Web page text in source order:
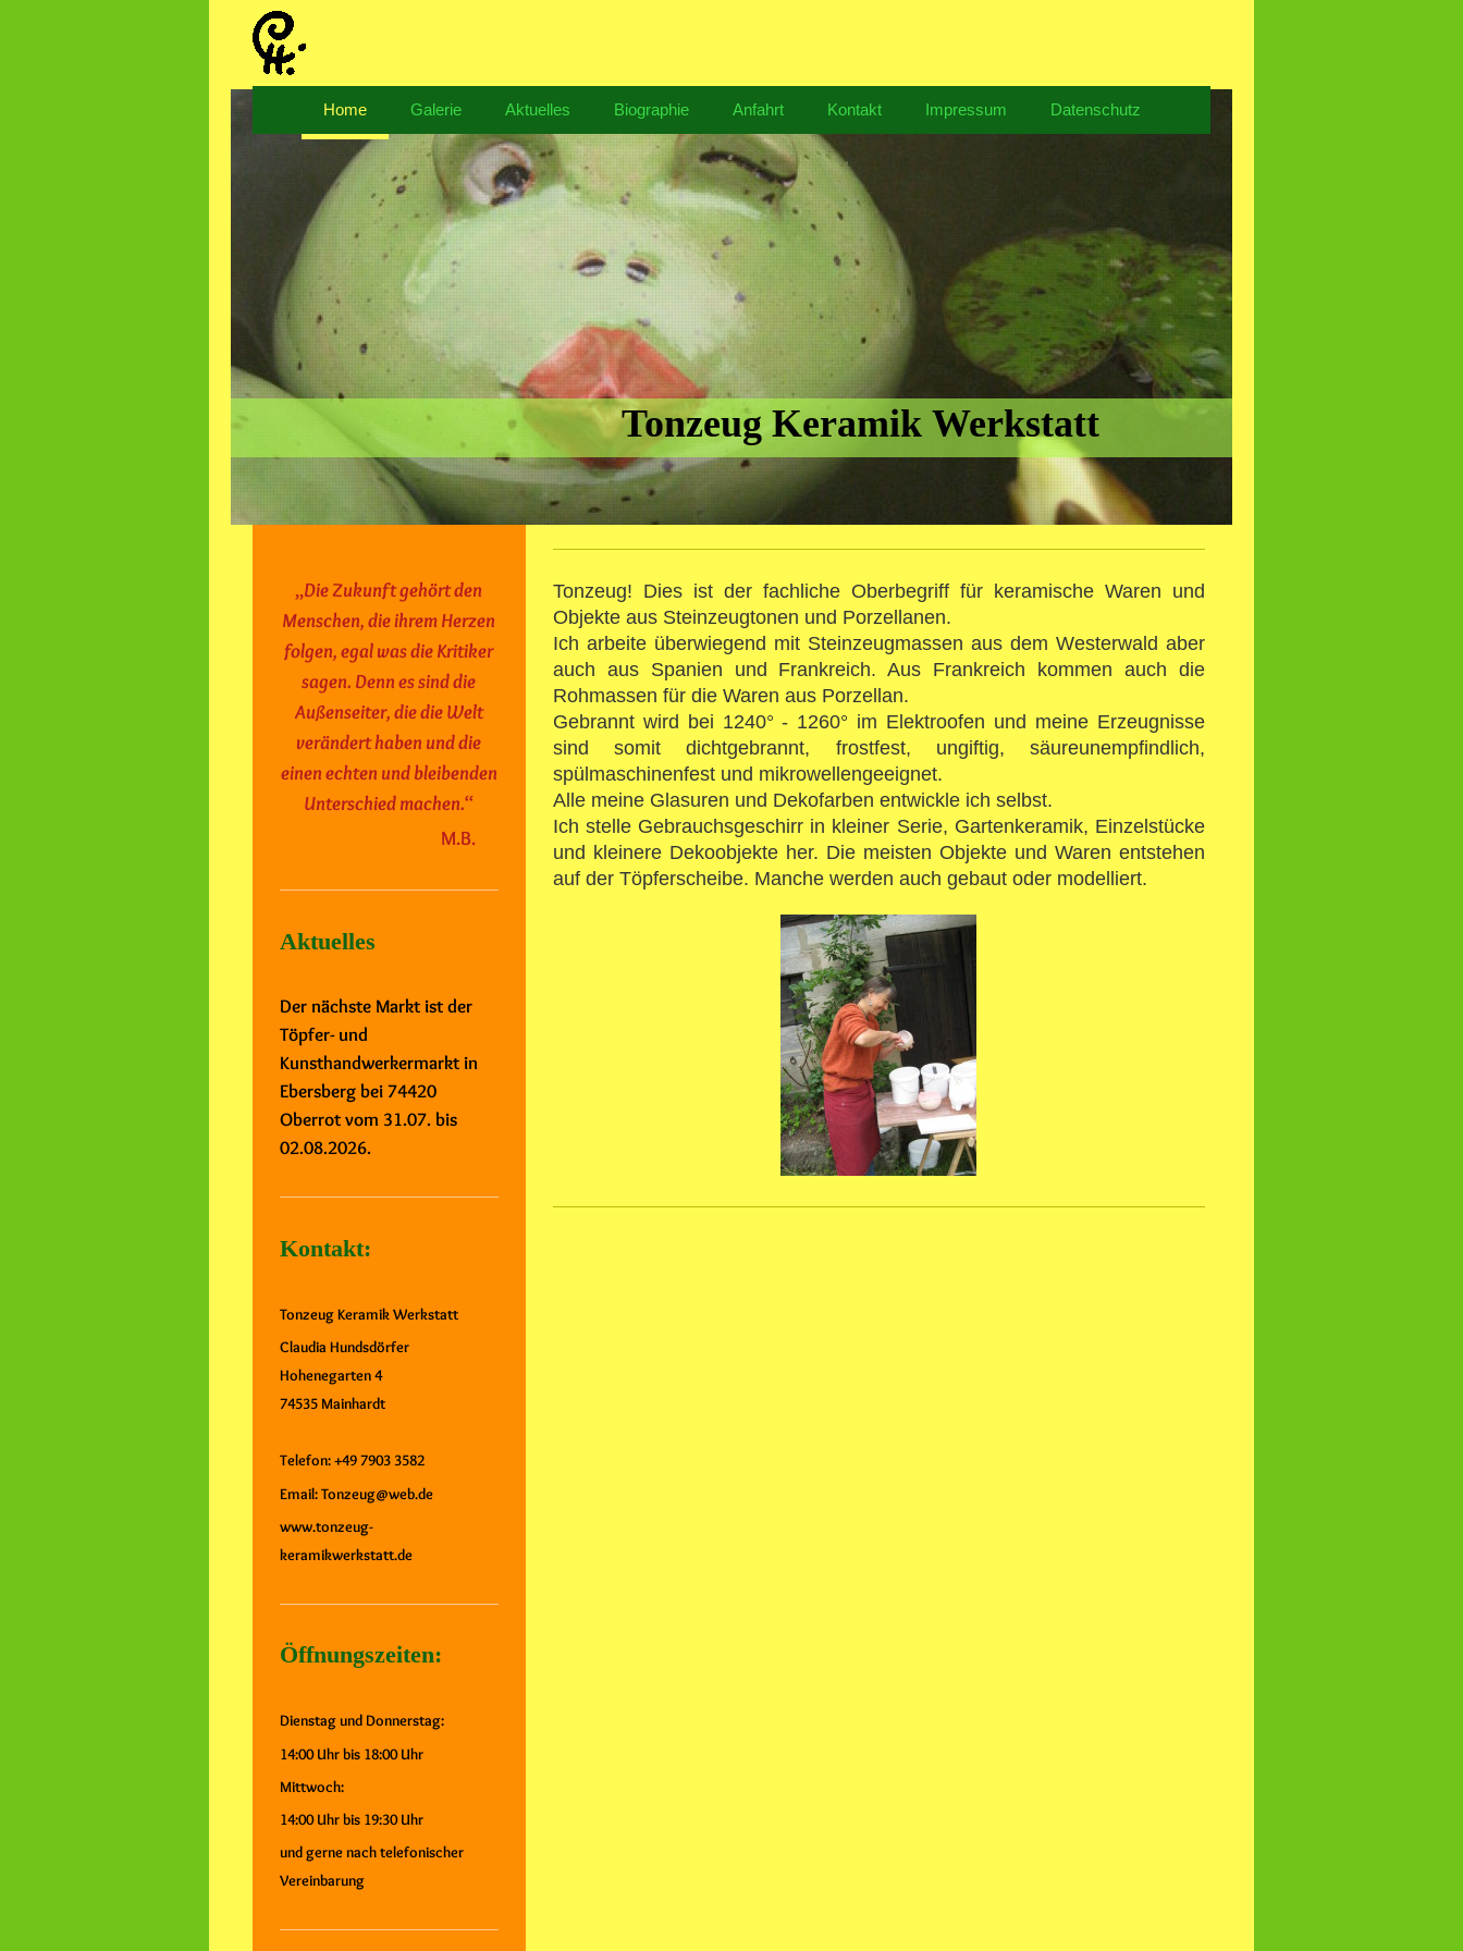
Home Galerie Aktuelles Biographie Anfahrt Kontakt Impressum Datenschutz
Tonzeug Keramik Werkstatt
Tonzeug! Dies ist der fachliche Oberbegriff für keramische Waren und
Objekte aus Steinzeugtonen und Porzellanen.
Ich arbeite überwiegend mit Steinzeugmassen aus dem Westerwald aber
auch aus Spanien und Frankreich. Aus Frankreich kommen auch die
Rohmassen für die Waren aus Porzellan.
Gebrannt wird bei 1240° - 1260° im Elektroofen und meine Erzeugnisse
sind somit dichtgebrannt, frostfest, ungiftig, säureunempfindlich,
spülmaschinenfest und mikrowellengeeignet.
Alle meine Glasuren und Dekofarben entwickle ich selbst.
Ich stelle Gebrauchsgeschirr in kleiner Serie, Gartenkeramik, Einzelstücke
und kleinere Dekoobjekte her. Die meisten Objekte und Waren entstehen
auf der Töpferscheibe. Manche werden auch gebaut oder modelliert .
„Die Zukunft gehört den
Menschen,die ihrem Herzen
folgen,egal was die Kritiker
sagen. Denn es sind die
Außenseiter,die die Welt
verändert haben und die
einen echten und bleibenden
Unterschied machen.“
M.B.
Aktuelles
Der nächste Markt ist der
Töpfer- und
Kunsthandwerkermarkt in
Ebersberg bei 74420
Oberrot vom 31.07. bis
02.08.2026.
Kontakt:
Tonzeug Keramik Werkstatt
Claudia Hundsdörfer
Hohenegarten 4
74535 Mainhardt
Telefon: +49 7903 3582
Email: Tonzeug@web.de
www.tonzeug-
keramikwerkstatt.de
Öffnungszeiten:
Dienstag und Donnerstag:
14:00 Uhr bis 18:00 Uhr
Mittwoch:
14:00 Uhr bis 19:30 Uhr
und gerne nach telefonischer
Vereinbarung